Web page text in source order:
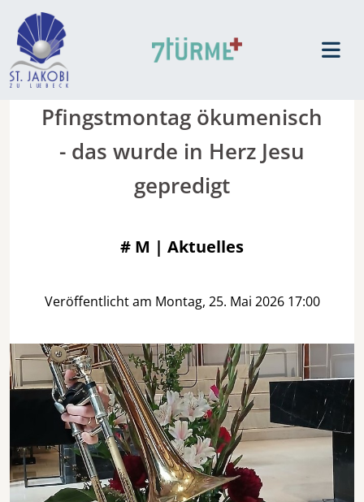
Pfingstmontag ökumenisch
- das wurde in Herz Jesu
gepredigt
# M | Aktuelles
Veröffentlicht am Montag, 25. Mai 2026 17:00